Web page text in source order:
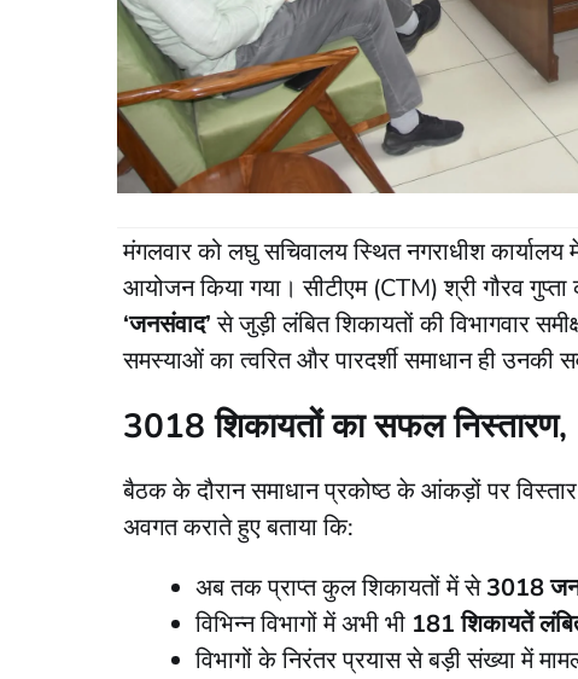
मंगलवार को लघु सचिवालय स्थित नगराधीश
आयोजन किया गया। सीटीएम (CTM) श्री गौरव
‘जनसंवाद’से जुड़ी लंबित शिकायतों की विभागवार
समस्याओं का त्वरित और पारदर्शी समाधान ही उनकी
3018 शिकायतों का सफल
​बैठक के दौरान समाधान प्रकोष्ठ के आंकड़ों पर विस्तार
अवगत कराते हुए बताया कि:
​अब तक प्राप्त कुल शिकायतों में से3018
​विभिन्न विभागों में अभी भी 181 शिकायतें
​विभागों के निरंतर प्रयास से बड़ी संख्या में